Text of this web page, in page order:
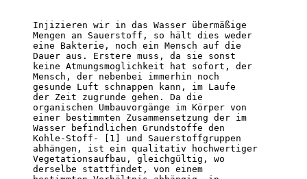
Injizieren wir in das Wasser übermäßige
Mengen an Sauerstoff, so hält dies weder
eine Bakterie, noch ein Mensch auf die
Dauer aus. Erstere muss, da sie sonst
keine Atmungsmoglichkeit hat sofort, der
Mensch, der nebenbei immerhin noch
gesunde Luft schnappen kann, im Laufe
der Zeit zugrunde gehen. Da die
organischen Umbauvorgänge im Körper von
einer bestimmten Zusammensetzung der im
Wasser befindlichen Grundstoffe den
Kohle-Stoff- [1] und Sauerstoffgruppen
abhängen, ist ein qualitativ hochwertiger
Vegetationsaufbau, gleichgültig, wo
derselbe stattfindet, von einem